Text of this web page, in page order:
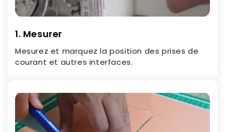
1. Mesurer
Mesurez et marquez la position des prises de
courant et autres interfaces.